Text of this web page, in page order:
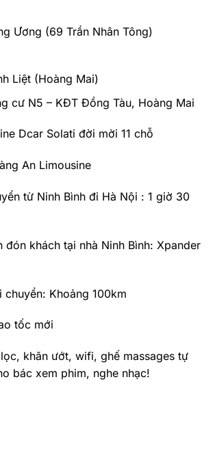
Ương (69 Trần Nhân Tông)
Liệt (Hoàng Mai)
cư N5 – KĐT Đồng Tàu, Hoàng Mai
Dcar Solati đời mời 11 chỗ
An Limousine
từ Ninh Bình đi Hà Nội : 1 giờ 30
đón khách tại nhà Ninh Bình: Xpander
chuyển: Khoảng 100km
tốc mới
khăn ướt, wifi, ghế massages tự
bác xem phim, nghe nhạc!